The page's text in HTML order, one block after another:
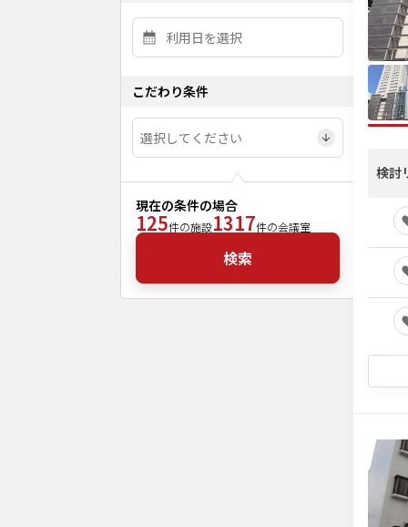
こだわり条件
現在の条件の場合
125件の施設1317件の会議室
検索
検討